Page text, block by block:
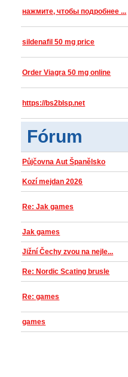
нажмите, чтобы подробнее ...
sildenafil 50 mg price
Order Viagra 50 mg online
https://bs2blsp.net
Fórum
Půjčovna Aut Španělsko
Kozí mejdan 2026
Re: Jak games
Jak games
Jižní Čechy zvou na nejle...
Re: Nordic Scating brusle
Re: games
games